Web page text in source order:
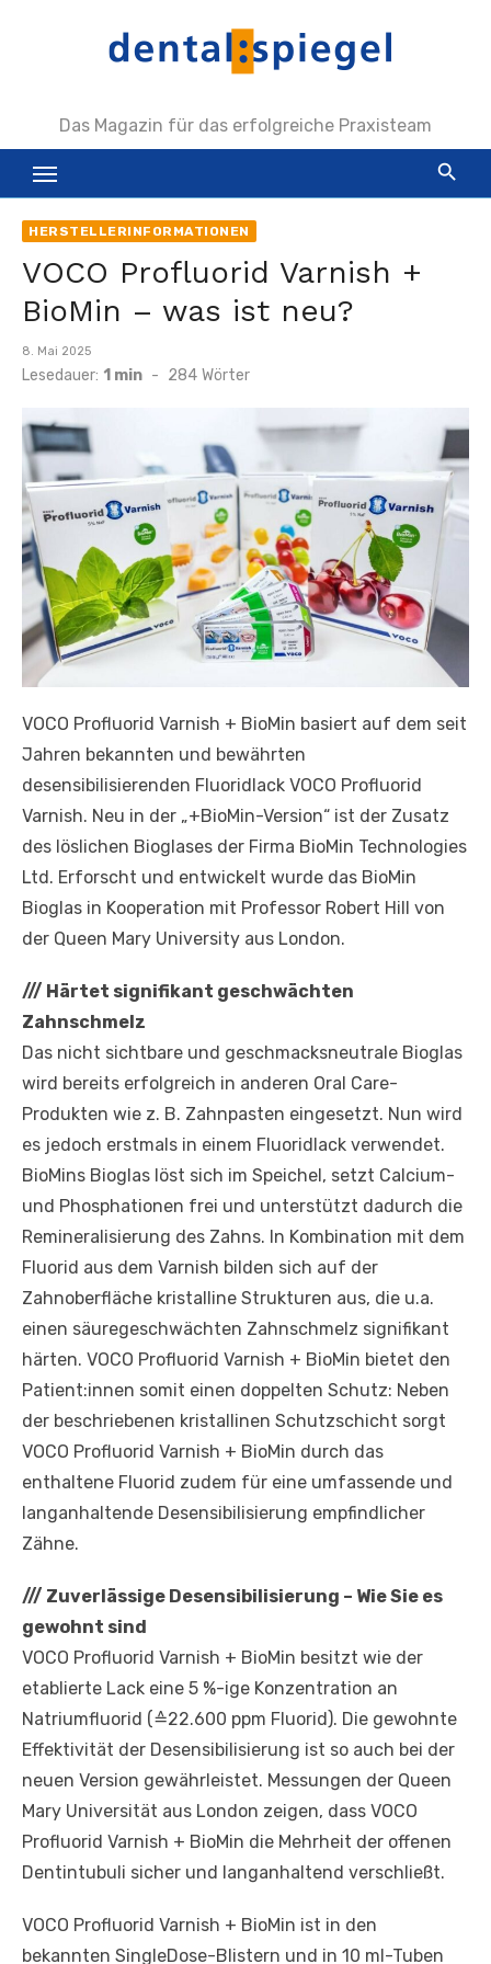
Das Magazin für das erfolgreiche Praxisteam
HERSTELLERINFORMATIONEN
VOCO Profluorid Varnish +
BioMin – was ist neu?
Veröffentlicht
am
8. Mai 2025
Lesedauer: 1 min - 284 Wörter
VOCO Profluorid Varnish + BioMin basiert auf dem seit
Jahren bekannten und bewährten
desensibilisierenden Fluoridlack VOCO Profluorid
Varnish. Neu in der „+BioMin-Version“ ist der Zusatz
des löslichen Bioglases der Firma BioMin Technologies
Ltd. Erforscht und entwickelt wurde das BioMin
Bioglas in Kooperation mit Professor Robert Hill von
der Queen Mary University aus London.
/// Härtet signifikant geschwächten
Zahnschmelz
Das nicht sichtbare und geschmacksneutrale Bioglas
wird bereits erfolgreich in anderen Oral Care-
Produkten wie z. B. Zahnpasten eingesetzt. Nun wird
es jedoch erstmals in einem Fluoridlack verwendet.
BioMins Bioglas löst sich im Speichel, setzt Calcium-
und Phosphationen frei und unterstützt dadurch die
Remineralisierung des Zahns. In Kombination mit dem
Fluorid aus dem Varnish bilden sich auf der
Zahnoberfläche kristalline Strukturen aus, die u.a.
einen säuregeschwächten Zahnschmelz signifikant
härten. VOCO Profluorid Varnish + BioMin bietet den
Patient:innen somit einen doppelten Schutz: Neben
der beschriebenen kristallinen Schutzschicht sorgt
VOCO Profluorid Varnish + BioMin durch das
enthaltene Fluorid zudem für eine umfassende und
langanhaltende Desensibilisierung empfindlicher
Zähne.
/// Zuverlässige Desensibilisierung – Wie Sie es
gewohnt sind
VOCO Profluorid Varnish + BioMin besitzt wie der
etablierte Lack eine 5 %-ige Konzentration an
Natriumfluorid (≙22.600 ppm Fluorid). Die gewohnte
Effektivität der Desensibilisierung ist so auch bei der
neuen Version gewährleistet. Messungen der Queen
Mary Universität aus London zeigen, dass VOCO
Profluorid Varnish + BioMin die Mehrheit der offenen
Dentintubuli sicher und langanhaltend verschließt.
VOCO Profluorid Varnish + BioMin ist in den
bekannten SingleDose-Blistern und in 10 ml-Tuben